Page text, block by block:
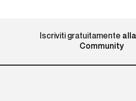
Iscriviti gratuitamente
Community